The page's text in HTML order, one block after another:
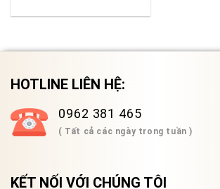
HOTLINE LIÊN HỆ:
0962 381 465
( Tất cả các ngày trong tuần )
KẾT NỐI VỚI CHÚNG TÔI